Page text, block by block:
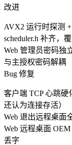
改进
AVX2 运行时探测
scheduler.h 补齐，
Web 管理员密码独
与主授权密码解耦
Bug 修复
客户端 TCP 心跳
还认为连接存活）
Web 退出远程桌面
Web 远程桌面
丢字